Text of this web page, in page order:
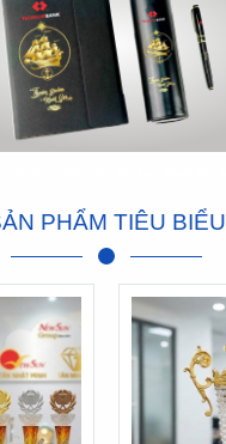
PHẨM TIÊU BIỂU